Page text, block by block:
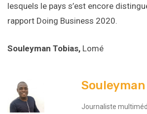
lesquels le pays s’est encore
rapport Doing Business 2020.
Souleyman Tobias, Lomé
Souleyman
Journaliste